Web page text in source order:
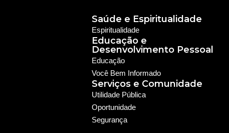
Saúde e Espiritualidade
Espiritualidade
Educação e
Desenvolvimento Pessoal
Educação
Você Bem Informado
Serviços e Comunidade
Utilidade Pública
Oportunidade
Segurança